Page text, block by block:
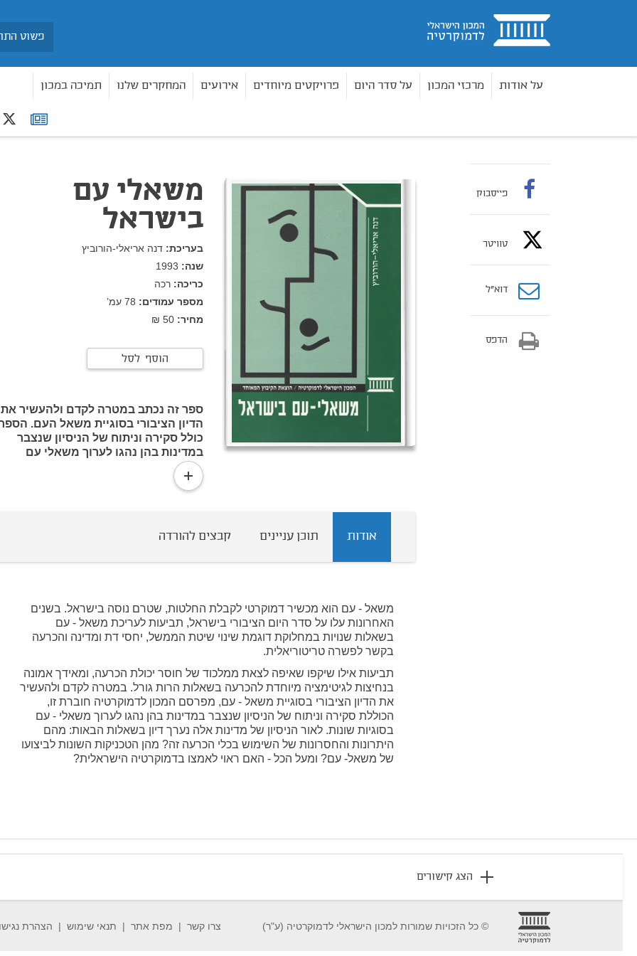
בית
על אודות מרכזי המכון על סדר היום פרויקטים מיוחדים אירועים המחקרים שלנו תמיכה במכון
רשימת
תפוצה
משאלי עם
בישראל
בעריכת: דנה אריאלי-הורוביץ
שנה: 1993
כריכה: רכה
מספר עמודים: 78 עמ’
מחיר:
הוסף לסל
ספר זה נכתב במטרה לקדם ולהעשיר את
הדיון הציבורי בסוגיית משאל העם.
כולל סקירה וניתוח של הניסיון שנצבר
במדינות בהן נהגו לערוך משאלי עם
בסוגיות שונות. מהם היתרונות והחסרונות
של השימוש בכלי הכרעה זה? מהן
הטכניקות השונות לביצועו של משאל
read
more
אודות תוכן עניינים קבצים להורדה
משאל - עם הוא מכשיר דמוקרטי לקבלת החלטות, שטרם נוסה בישראל. בשנים
האחרונות עלו על סדר היום הציבורי בישראל, תביעות לעריכת משאל - עם
בשאלות שנויות במחלוקת דוגמת שינוי שיטת הממשל, יחסי דת ומדינה והכרעה
בקשר לפשרה טריטוריאלית.
תביעות אילו שיקפו שאיפה לצאת ממלכוד של חוסר יכולת הכרעה, ומאידך אמונה
בנחיצות לגיטימציה מיוחדת להכרעה בשאלות הרות גורל. במטרה לקדם ולהעשיר
את הדיון הציבורי בסוגיית משאל - עם, מפרסם המכון לדמוקרטיה חוברת זו,
הכוללת סקירה וניתוח של הניסיון שנצבר במדינות בהן נהגו לערוך משאלי - עם
בסוגיות שונות. לאור הניסיון של מדינות אלה נערך דיון בשאלות הבאות: מהם
היתרונות והחסרונות של השימוש בכלי הכרעה זה? מהן הטכניקות השונות לביצועו
של משאל- עם? ומעל הכל - האם ראוי לאמצו בדמוקרטיה הישראלית?
פייסבוק
טוויטר
דוא”ל
הדפס
footer
הצג קישורים
© כל הזכויות שמורות למכון הישראלי לדמוקרטיה (ע"ר) צרו קשר מפת אתר תנאי שימוש הצהרת